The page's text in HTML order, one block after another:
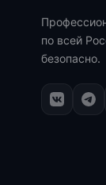
по всей
безопасно.